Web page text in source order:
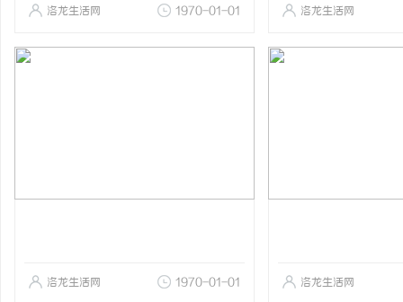
洛龙生活网 1970-01-01 洛龙生活网
洛龙生活网 1970-01-01 洛龙生活网